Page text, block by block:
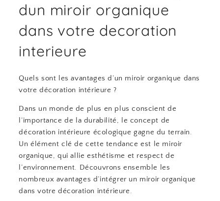
dun miroir organique
dans votre decoration
interieure
Quels sont les avantages d’un miroir organique dans
votre décoration intérieure ?
Dans un monde de plus en plus conscient de
l’importance de la durabilité, le concept de
décoration intérieure écologique gagne du terrain.
Un élément clé de cette tendance est le miroir
organique, qui allie esthétisme et respect de
l’environnement. Découvrons ensemble les
nombreux avantages d’intégrer un miroir organique
dans votre décoration intérieure.